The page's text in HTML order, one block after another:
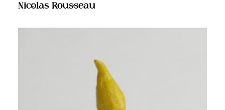
Nicolas Rousseau